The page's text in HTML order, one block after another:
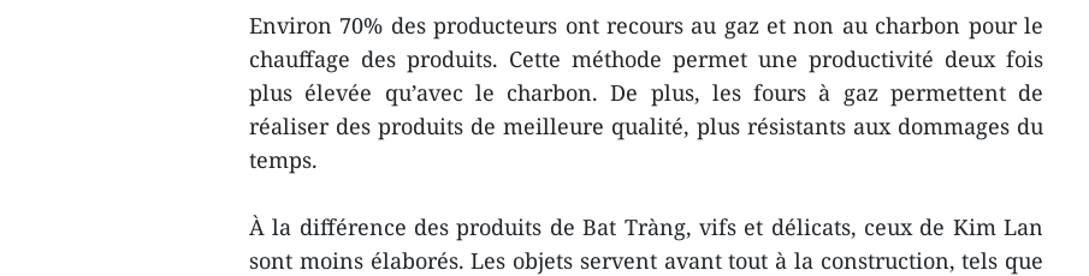
Environ 70% des producteurs ont recours au gaz et non au charbon pour le
chauffage des produits. Cette méthode permet une productivité deux fois
plus élevée qu’avec le charbon. De plus, les fours à gaz permettent de
réaliser des produits de meilleure qualité, plus résistants aux dommages du
temps.
À la différence des produits de Bat Tràng, vifs et délicats, ceux de Kim Lan
sont moins élaborés. Les objets servent avant tout à la construction, tels que